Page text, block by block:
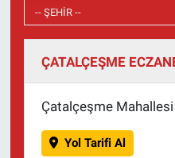
ÇATALÇEŞME
Çatalçeşme
Yol Tarifi Al